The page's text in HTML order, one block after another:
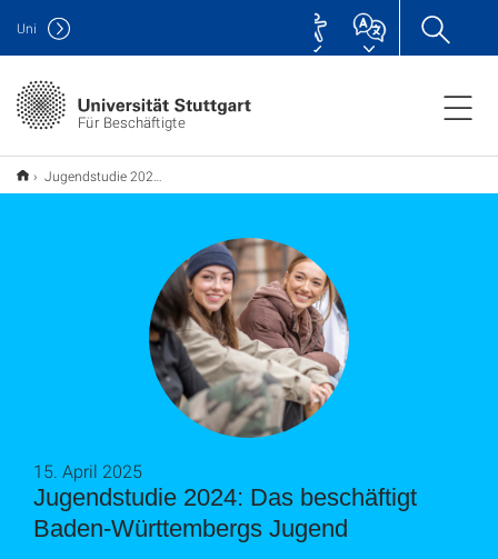
Für Beschäftigte
Uni
Jugendstudie 2024: Das beschäftigt Baden-Württembergs Jugend
Jugendstudie 2024: Das beschäftigt
Baden-Württembergs Jugend
15. April 2025